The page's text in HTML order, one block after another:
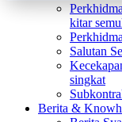
kitar
Salutan
singkat
Berita &